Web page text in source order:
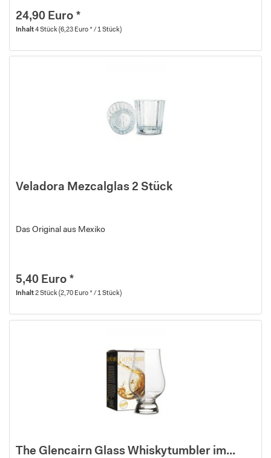
24,90 Euro *
Inhalt4 Stück(6,23 Euro * / 1 Stück)
Veladora Mezcalglas 2 Stück
Das Original aus Mexiko
5,40 Euro *
Inhalt2 Stück(2,70 Euro * / 1 Stück)
The Glencairn Glass Whiskytumbler im...